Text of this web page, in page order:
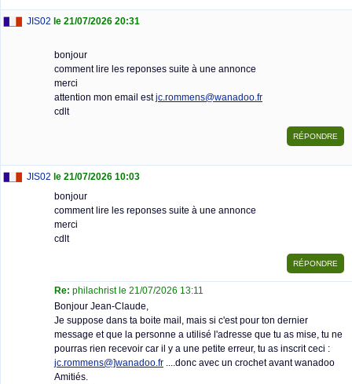
JIS02 le 21/07/2026 20:31
bonjour
comment lire les reponses suite à une annonce
merci
attention mon email estjc.rommens@wanadoo.fr
cdlt
JIS02 le 21/07/2026 10:03
bonjour
comment lire les reponses suite à une annonce
merci
cdlt
Re: philachrist le 21/07/2026 13:11
Bonjour Jean-Claude,
Je suppose dans ta boite mail, mais si c'est pour ton dernier
message et que la personne a utilisé l'adresse que tu as mise, tu ne
pourras rien recevoir car il y a une petite erreur, tu as inscrit ceci :
jc.rommens@]wanadoo.fr ....donc avec un crochet avant wanadoo
Amitiés.